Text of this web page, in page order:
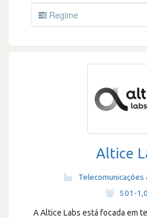
Regime
Altice
Telecomunicações
501-
A Altice Labs está focada em